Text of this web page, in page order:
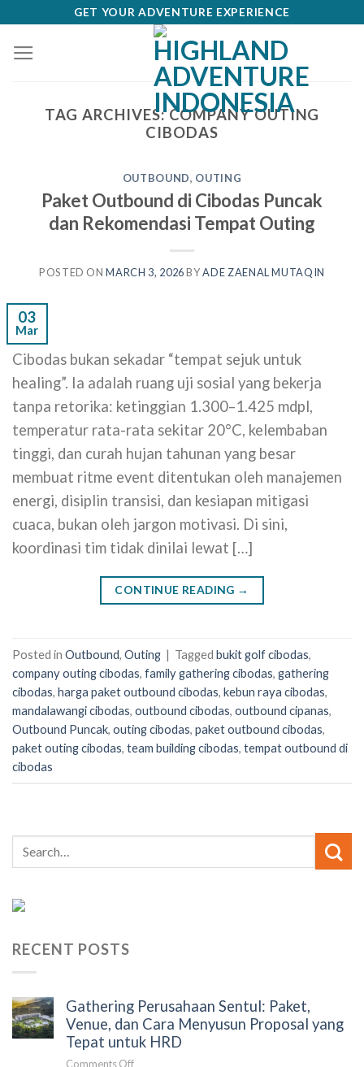
content
GET YOUR ADVENTURE EXPERIENCE
TAG ARCHIVES:COMPANY OUTING
CIBODAS
OUTBOUND, OUTING
Paket Outbound di Cibodas Puncak
dan Rekomendasi Tempat Outing
POSTED ONMARCH 3, 2026 BYADE ZAENAL MUTAQIN
03
Mar
Cibodas bukan sekadar “tempat sejuk untuk
healing”. Ia adalah ruang uji sosial yang bekerja
tanpa retorika: ketinggian 1.300–1.425 mdpl,
temperatur rata-rata sekitar 20°C, kelembaban
tinggi, dan curah hujan tahunan yang besar
membuat ritme event ditentukan oleh manajemen
energi, disiplin transisi, dan kesiapan mitigasi
cuaca, bukan oleh jargon motivasi. Di sini,
koordinasi tim tidak dinilai lewat […]
CONTINUE READING →
Posted in Outbound Outing | Tagged bukit golf cibodas
company outing cibodas family gathering cibodas gathering
cibodas harga paket outbound cibodas kebun raya cibodas
mandalawangi cibodas outbound cibodas outbound cipanas
Outbound Puncak outing cibodas paket outbound cibodas
paket outing cibodas team building cibodas tempat outbound di
cibodas
RECENT POSTS
Gathering Perusahaan Sentul: Paket,
Venue, dan Cara Menyusun Proposal yang
Tepat untuk HRD
Comments Offon